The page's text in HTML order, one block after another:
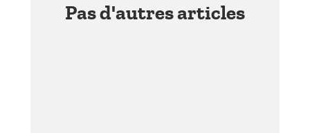
Pas d'autres articles